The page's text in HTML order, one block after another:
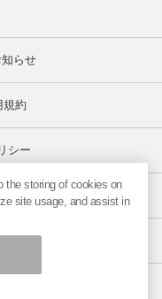
らせ
規約
シー
the storing of cookies on
site usage, and assist in